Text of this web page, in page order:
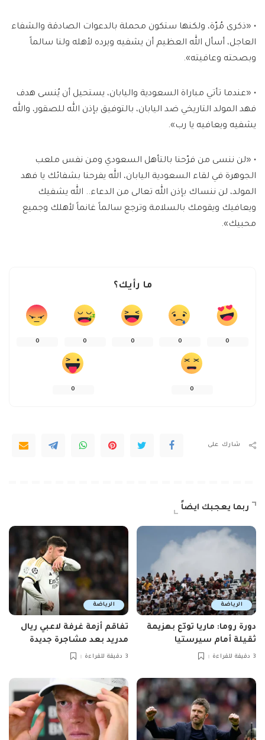
• ‏«ذكرى مُرّة، ولكنها ستكون محملة بالدعوات الصادقة والشفاء
العاجل، أسأل الله العظيم أن يشفيه ويرده لأهله ولنا سالماً
وبصحته وعافيته».
• «عندما تأتي مباراة السعودية واليابان، يستحيل أن يُنسى هدف
فهد المولد التاريخي ضد اليابان، بالتوفيق بإذن الله للصقور، والله
يشفيه ويعافيه يا رب».
• «لن ننسى من فرّحنا بالتأهل السعودي ومن نفس ملعب
الجوهرة في لقاء السعودية اليابان، الله يفرحنا بشفائك يا فهد
المولد، لن ننساك بإذن الله تعالى من الدعاء.. الله يشفيك
ويعافيك ويقومك بالسلامة وترجع سالماً غانماً لأهلك وجميع
محبيك».
ما رأيك؟
0
0
0
0
0
0
0
شارك على
ربما يعجبك ايضاً
الرياضة
دورة روما: ماريا تودّع بهزيمة
ثقيلة أمام سيرستيا
3 دقيقة للقراءة
الرياضة
تفاقم أزمة غرفة لاعبي ريال
مدريد بعد مشاجرة جديدة
3 دقيقة للقراءة